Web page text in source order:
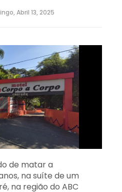
Abril 13, 2025
de matar a
na suíte de um
na região do ABC